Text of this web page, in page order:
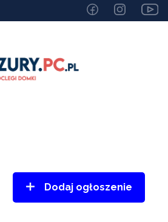
Dodaj ogłoszenie